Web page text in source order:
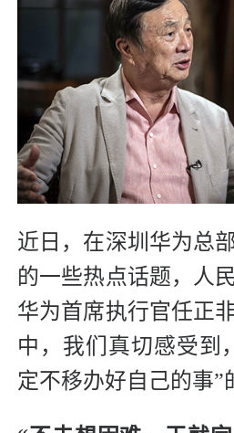
近日，在深圳华为总
的一些热点话题，人
华为首席执行官任正
中，我们真切感受到
定不移办好自己的事”